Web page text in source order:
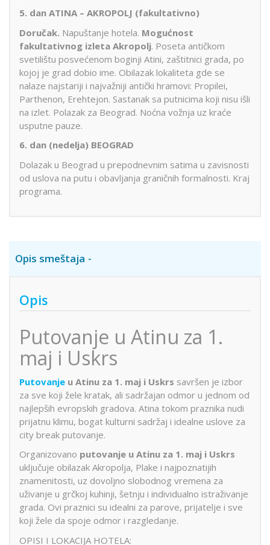
5. dan ATINA – AKROPOLJ (fakultativno)
Doručak. Napuštanje hotela. Mogućnost
fakultativnog izleta Akropolj. Poseta antičkom
svetilištu posvećenom boginji Atini, zaštitnici grada, po
kojoj je grad dobio ime. Obilazak lokaliteta gde se
nalaze najstariji i najvažniji antički hramovi: Propilei,
Parthenon, Erehtejon. Sastanak sa putnicima koji nisu išli
na izlet. Polazak za Beograd. Noćna vožnja uz kraće
usputne pauze.
6. dan (nedelja) BEOGRAD
Dolazak u Beograd u prepodnevnim satima u zavisnosti
od uslova na putu i obavljanja graničnih formalnosti. Kraj
programa.
Opis smeštaja
Opis
Putovanje u Atinu za 1.
maj i Uskrs
Putovanje u Atinu za 1. maj i Uskrs savršen je izbor
za sve koji žele kratak, ali sadržajan odmor u jednom od
najlepših evropskih gradova. Atina tokom praznika nudi
prijatnu klimu, bogat kulturni sadržaj i idealne uslove za
city break putovanje.
Organizovano putovanje u Atinu za 1. maj i Uskrs
uključuje obilazak Akropolja, Plake i najpoznatijih
znamenitosti, uz dovoljno slobodnog vremena za
uživanje u grčkoj kuhinji, šetnju i individualno istraživanje
grada. Ovi praznici su idealni za parove, prijatelje i sve
koji žele da spoje odmor i razgledanje.
OPISI I LOKACIJA HOTELA: